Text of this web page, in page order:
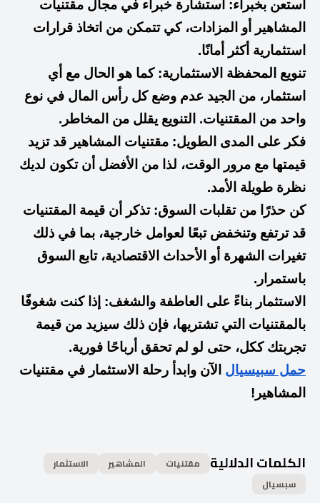
استعن بخبراء: استشارة خبراء في مجال مقتنيات
المشاهير أو المزادات، كي تتمكن من اتخاذ قرارات
استثمارية أكثر أمانًا.
تنويع المحفظة الاستثمارية: كما هو الحال مع أي
استثمار، من الجيد عدم وضع كل رأس المال في نوع
واحد من المقتنيات. التنويع يقلل من المخاطر.
فكر على المدى الطويل: مقتنيات المشاهير قد تزيد
قيمتها مع مرور الوقت، لذا من الأفضل أن تكون لديك
نظرة طويلة الأمد.
كن حذرًا من تقلبات السوق: تذكر أن قيمة المقتنيات
قد ترتفع وتنخفض تبعًا لعوامل خارجية، بما في ذلك
تغيرات الشهرة أو الأحداث الاقتصادية، تابع السوق
باستمرار.
الاستثمار بناءً على العاطفة والشغف: إذا كنت شغوفًا
بالمقتنيات التي تشتريها، فإن ذلك سيزيد من قيمة
تجربتك ككل، حتى لو لم تحقق أرباحًا فورية.
حمل سبيسيال الآن وابدأ رحلة الاستثمار في مقتنيات
المشاهير!
الكلمات الدلالية مقتنيات المشاهير
الاستثمار
سبسيال